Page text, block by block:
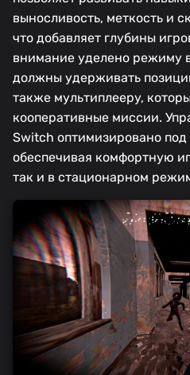
выносливость, меткость и
что добавляет глубины
внимание уделено режиму
должны удерживать
также мультиплееру,
кооперативные миссии.
Switch оптимизировано
обеспечивая комфортную
так и в стационарном